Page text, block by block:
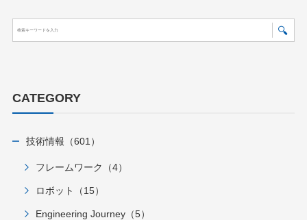
CATEGORY
技術情報（601）
フレームワーク（4）
ロボット（15）
Engineering Journey（5）